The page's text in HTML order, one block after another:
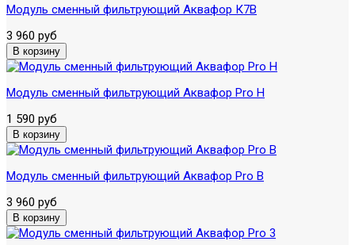
Модуль сменный фильтрующий Аквафор К7В
3 960 руб
Модуль сменный фильтрующий Аквафор Pro H
1 590 руб
Модуль сменный фильтрующий Аквафор Pro B
3 960 руб